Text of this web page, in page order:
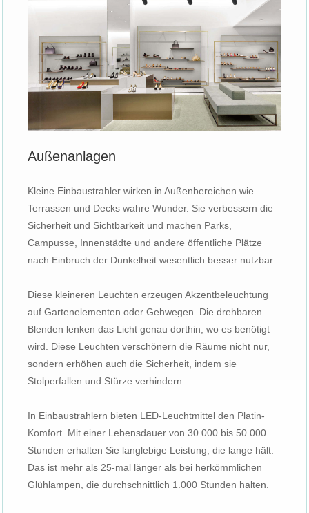
Außenanlagen
Kleine Einbaustrahler wirken in Außenbereichen wie
Terrassen und Decks wahre Wunder. Sie verbessern die
Sicherheit und Sichtbarkeit und machen Parks,
Campusse, Innenstädte und andere öffentliche Plätze
nach Einbruch der Dunkelheit wesentlich besser nutzbar.
Diese kleineren Leuchten erzeugen Akzentbeleuchtung
auf Gartenelementen oder Gehwegen. Die drehbaren
Blenden lenken das Licht genau dorthin, wo es benötigt
wird. Diese Leuchten verschönern die Räume nicht nur,
sondern erhöhen auch die Sicherheit, indem sie
Stolperfallen und Stürze verhindern.
In Einbaustrahlern bieten LED-Leuchtmittel den Platin-
Komfort. Mit einer Lebensdauer von 30.000 bis 50.000
Stunden erhalten Sie langlebige Leistung, die lange hält.
Das ist mehr als 25-mal länger als bei herkömmlichen
Glühlampen, die durchschnittlich 1.000 Stunden halten.